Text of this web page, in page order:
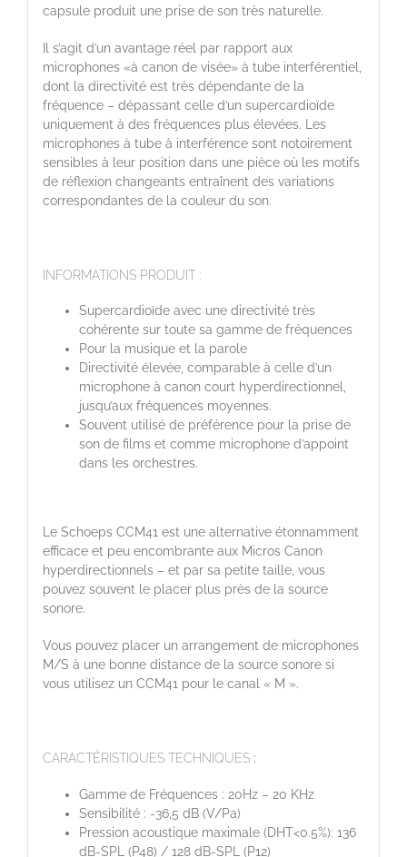
capsule produit une prise de son très naturelle.
Il s’agit d’un avantage réel par rapport aux
microphones «à canon de visée» à tube interférentiel,
dont la directivité est très dépendante de la
fréquence – dépassant celle d’un supercardioïde
uniquement à des fréquences plus élevées. Les
microphones à tube à interférence sont notoirement
sensibles à leur position dans une pièce où les motifs
de réflexion changeants entraînent des variations
correspondantes de la couleur du son.
INFORMATIONS PRODUIT :
Supercardioïde avec une directivité très
cohérente sur toute sa gamme de fréquences
Pour la musique et la parole
Directivité élevée, comparable à celle d’un
microphone à canon court hyperdirectionnel,
jusqu’aux fréquences moyennes.
Souvent utilisé de préférence pour la prise de
son de films et comme microphone d’appoint
dans les orchestres.
Le Schoeps CCM41 est une alternative étonnamment
efficace et peu encombrante aux Micros Canon
hyperdirectionnels – et par sa petite taille, vous
pouvez souvent le placer plus près de la source
sonore.
Vous pouvez placer un arrangement de microphones
M/S à une bonne distance de la source sonore si
vous utilisez un CCM41 pour le canal « M ».
CARACTÉRISTIQUES TECHNIQUES:
Gamme de Fréquences : 20Hz – 20 KHz
Sensibilité : -36,5 dB (V/Pa)
Pression acoustique maximale (DHT<0.5%): 136
dB-SPL (P48) / 128 dB-SPL (P12)